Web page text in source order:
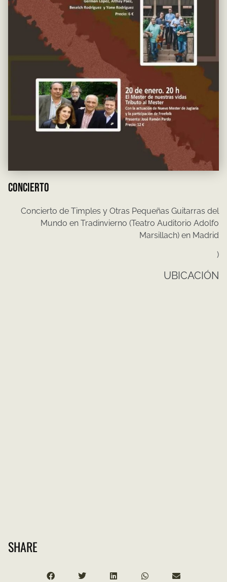
CONCIERTO
Concierto de Timples y Otras Pequeñas Guitarras del
Mundo en Tradinvierno (Teatro Auditorio Adolfo
Marsillach) en Madrid
)
UBICACIÓN
SHARE